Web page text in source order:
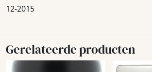
12-2015
Gerelateerde producten